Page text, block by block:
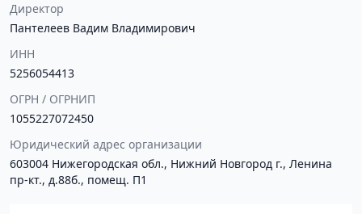
Директор
Пантелеев Вадим Владимирович
ИНН
5256054413
ОГРН / ОГРНИП
1055227072450
Юридический адрес организации
603004 Нижегородская обл., Нижний Новгород г., Ленина
пр-кт., д.88б., помещ. П1